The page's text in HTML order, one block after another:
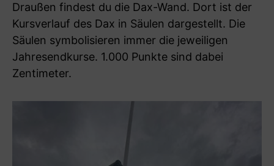
Draußen findest du die Dax-Wand. Dort ist der
Kursverlauf des Dax in Säulen dargestellt. Die
Säulen symbolisieren immer die jeweiligen
Jahresendkurse. 1.000 Punkte sind dabei
Zentimeter.